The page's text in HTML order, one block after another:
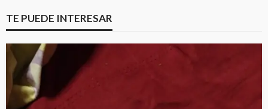
TE PUEDE INTERESAR